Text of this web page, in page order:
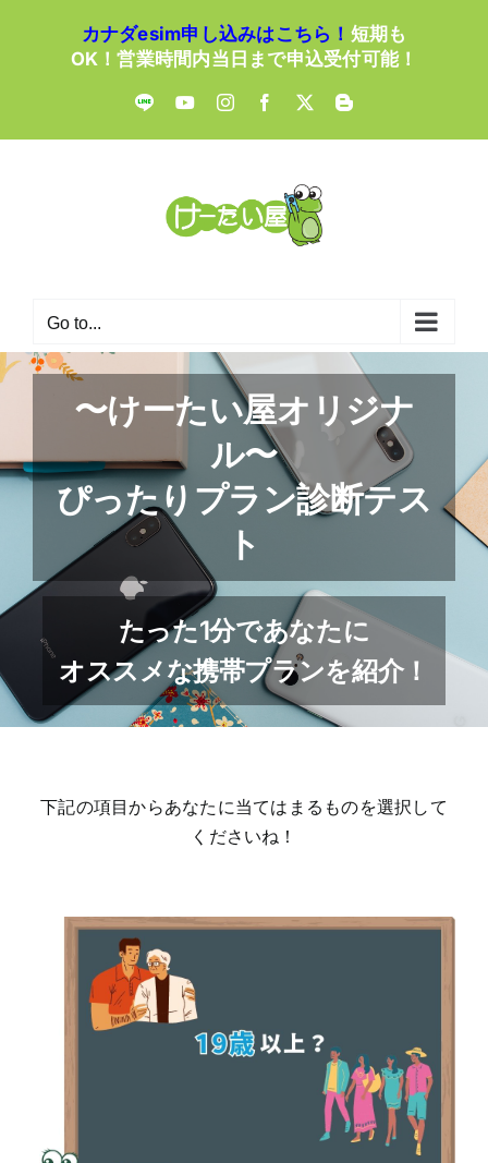
カナダesim申し込みはこちら！ 短期も
OK！営業時間内当日まで申込受付可能！
LINE YouTubeInstagramFacebook
X Blogger
Go to...
〜けーたい屋オリジナ
ル〜
ぴったりプラン診断テス
ト
たった1分であなたに
オススメな携帯プランを紹介！
下記の項目からあなたに当てはまるものを選択して
くださいね！